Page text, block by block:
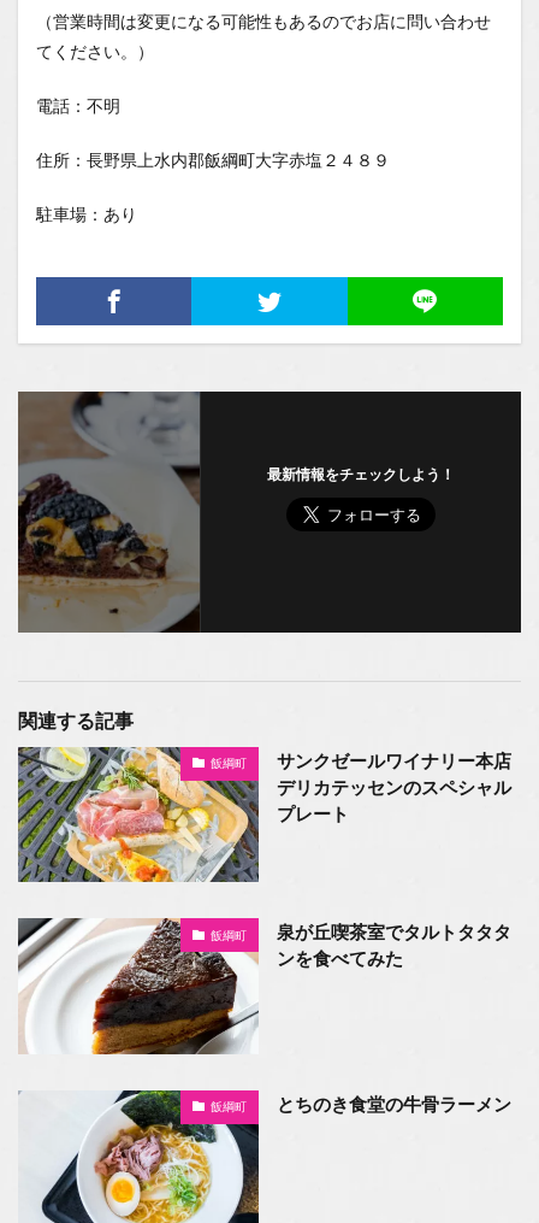
（営業時間は変更になる可能性もあるのでお店に問い合わせ
てください。）
電話：不明
住所：長野県上水内郡飯綱町大字赤塩２４８９
駐車場：あり
最新情報をチェックしよう！
関連する記事
飯綱町
サンクゼールワイナリー本店
デリカテッセンのスペシャル
プレート
飯綱町
泉が丘喫茶室でタルトタタタ
ンを食べてみた
飯綱町 とちのき食堂の牛骨ラーメン